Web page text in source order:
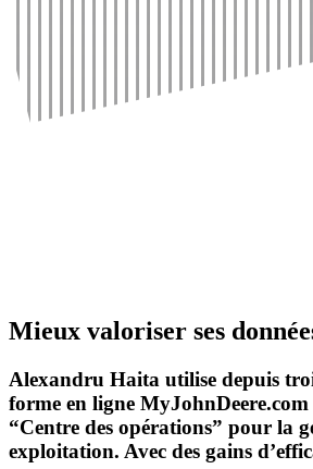
Mieux valo­riser ses
Alexandru Haita utilise depuis
forme en ligne
“Centre des opéra­tions” pour la
exploi­ta­tion. Avec des gains